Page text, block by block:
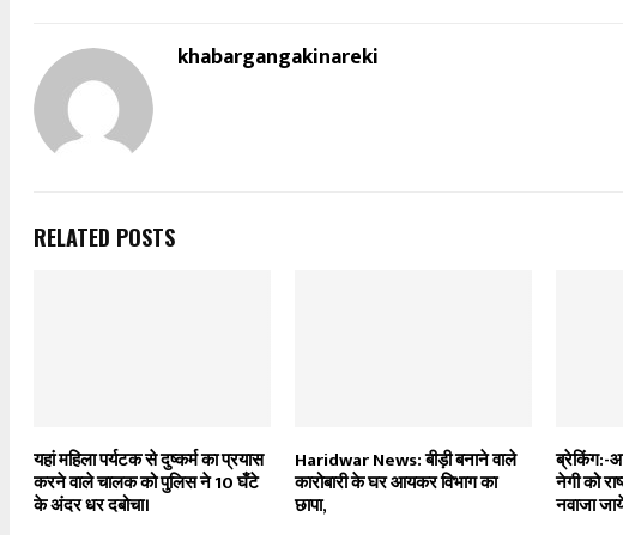
khabargangakinareki
RELATED POSTS
यहां महिला पर्यटक से दुष्कर्म का प्रयास
करने वाले चालक को पुलिस ने 10 घँटे
के अंदर धर दबोचा।
Haridwar News: बीड़ी बनाने वाले
कारोबारी के घर आयकर विभाग का
छापा,
ब्रेकिंग:-
नेगी को
नवाजा